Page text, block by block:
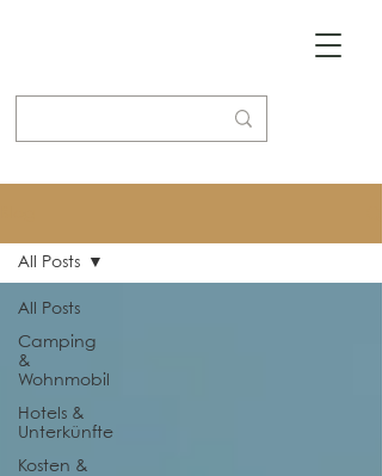
All Posts
Camping
&
Wohnmobil
Hotels &
Unterkünfte
Kosten &
All Posts